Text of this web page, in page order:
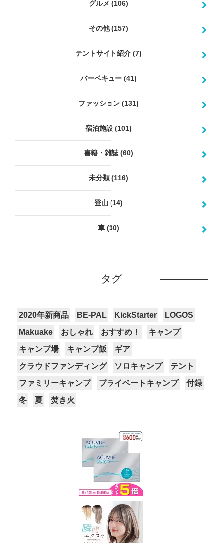
グルメ (106)
その他(157)
テントサイト紹介 (7)
バーベキュー (41)
ファッション (131)
宿泊施設 (101)
書籍・雑誌(60)
未分類 (116)
登山 (14)
車 (30)
タグ
2020年新商品 BE-PAL KickStarter
LOGOS
Makuake
おしゃれ おすすめ！
キャンプ
キャンプ場
キャンプ飯
ギア
クラウドファンディング
ソロキャンプ
テント
ファミリーキャンプ
プライベートキャンプ
付録
冬
夏 焚き火